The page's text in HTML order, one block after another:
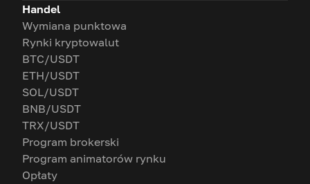
Handel
Wymiana punktowa
Rynki kryptowalut
BTC/USDT
ETH/USDT
SOL/USDT
BNB/USDT
TRX/USDT
Program brokerski
Program animatorów rynku
Opłaty